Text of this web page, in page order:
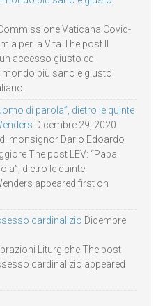
Vaticana Covid-
per la Vita The post Il
accesso giusto ed
mondo più sano e giusto
di parola”, dietro le quinte
Dicembre 29, 2020
monsignor Dario Edoardo
The post LEV: “Papa
dietro le quinte
appeared first on
cardinalizio Dicembre
Liturgiche The post
cardinalizio appeared